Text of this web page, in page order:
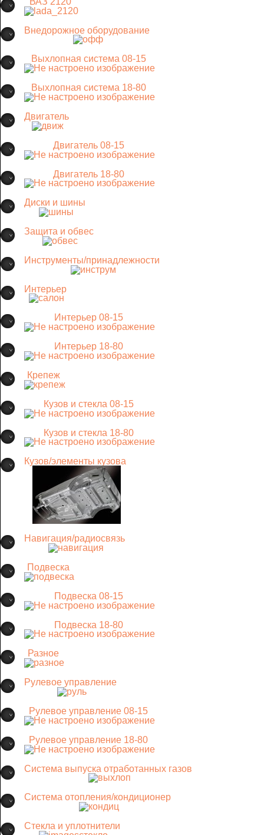
Внедорожное оборудование
Выхлопная система 08-15
Выхлопная система 18-80
Двигатель
Двигатель 08-15
Двигатель 18-80
Диски и шины
Защита и обвес
Инструменты/принадлежности
Интерьер
Интерьер 08-15
Интерьер 18-80
Крепеж
Кузов и стекла 08-15
Кузов и стекла 18-80
Кузов/элементы кузова
Навигация/радиосвязь
Подвеска
Подвеска 08-15
Подвеска 18-80
Разное
Рулевое управление
Рулевое управление 08-15
Рулевое управление 18-80
Система выпуска отработанных газов
Система отопления/кондиционер
Стекла и уплотнители